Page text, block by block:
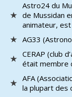
Astro24 du
de Mussidan
animateur,
AG33
CERAP (club
était membre
AFA
la plupart des